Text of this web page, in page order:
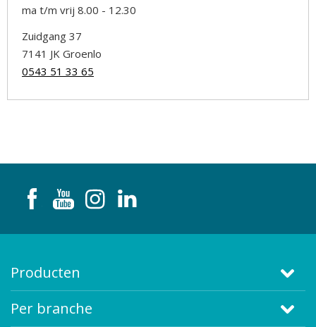
ma t/m vrij 8.00 - 12.30
Zuidgang 37
7141 JK Groenlo
0543 51 33 65
Producten
Per branche